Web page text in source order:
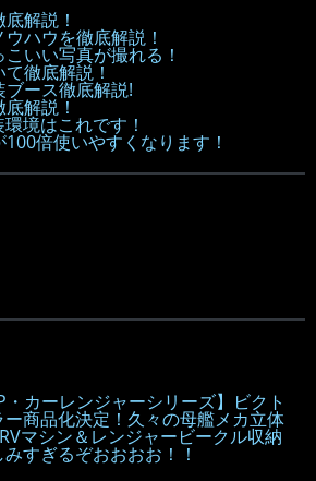
解説！
ハウを徹底解説！
いい写真が撮れる！
徹底解説！
ブース徹底解説!
解説！
境はこれです！
100倍使いやすくなります！
・カーレンジャーシリーズ】ビクト
ー商品化決定！久々の母艦メカ立体
マシン＆レンジャービークル収納
すぎるぞおおおお！！